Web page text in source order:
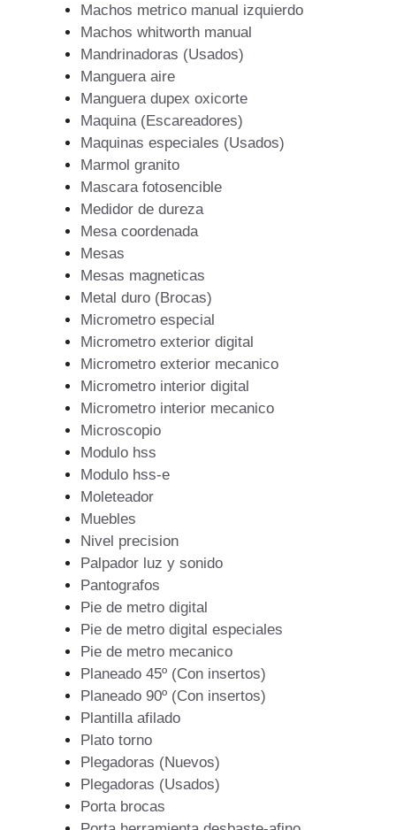
Machos metrico manual izquierdo
Machos whitworth manual
Mandrinadoras (Usados)
Manguera aire
Manguera dupex oxicorte
Maquina (Escareadores)
Maquinas especiales (Usados)
Marmol granito
Mascara fotosencible
Medidor de dureza
Mesa coordenada
Mesas
Mesas magneticas
Metal duro (Brocas)
Micrometro especial
Micrometro exterior digital
Micrometro exterior mecanico
Micrometro interior digital
Micrometro interior mecanico
Microscopio
Modulo hss
Modulo hss-e
Moleteador
Muebles
Nivel precision
Palpador luz y sonido
Pantografos
Pie de metro digital
Pie de metro digital especiales
Pie de metro mecanico
Planeado 45º (Con insertos)
Planeado 90º (Con insertos)
Plantilla afilado
Plato torno
Plegadoras (Nuevos)
Plegadoras (Usados)
Porta brocas